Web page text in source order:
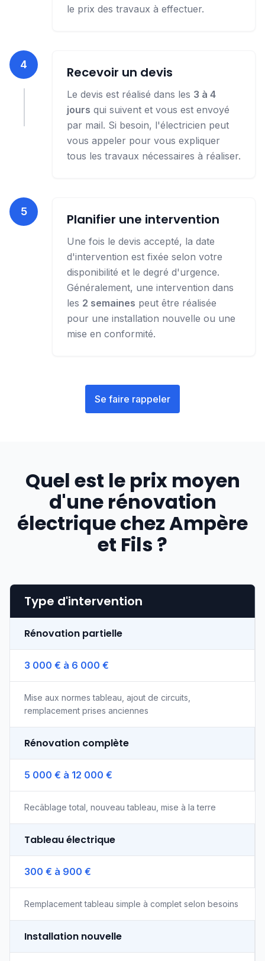
le prix des travaux à effectuer.
4 Recevoir un devis
Le devis est réalisé dans les 3 à 4
jours qui suivent et vous est envoyé
par mail. Si besoin, l'électricien peut
vous appeler pour vous expliquer
tous les travaux nécessaires à réaliser.
5 Planifier une intervention
Une fois le devis accepté, la date
d'intervention est fixée selon votre
disponibilité et le degré d'urgence.
Généralement, une intervention dans
les 2 semaines peut être réalisée
pour une installation nouvelle ou une
mise en conformité.
Se faire rappeler
Quel est le prix moyen
d'une rénovation
électrique chez Ampère
et Fils ?
Type d'intervention
Rénovation partielle
3 000 € à 6 000 €
Mise aux normes tableau, ajout de circuits,
remplacement prises anciennes
Rénovation complète
5 000 € à 12 000 €
Recâblage total, nouveau tableau, mise à la terre
Tableau électrique
300 € à 900 €
Remplacement tableau simple à complet selon besoins
Installation nouvelle